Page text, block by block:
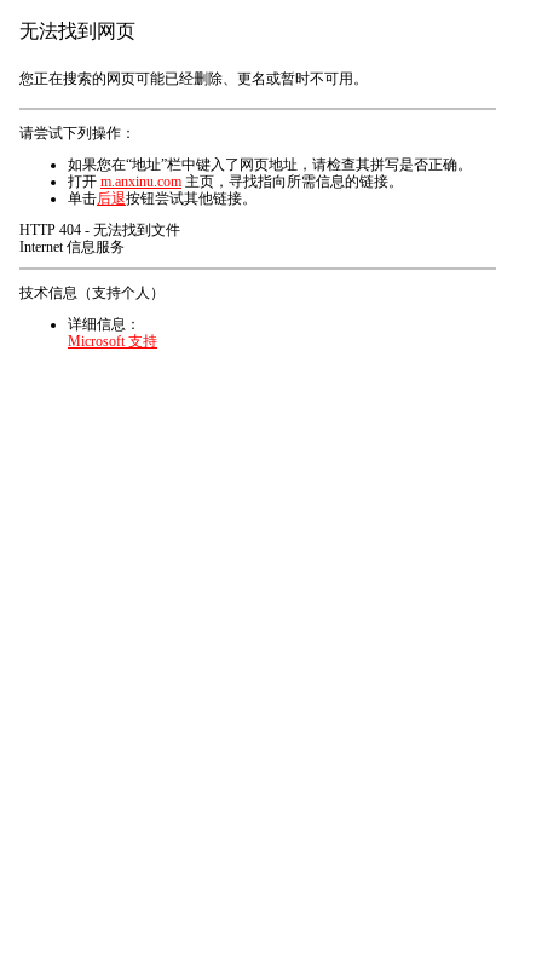
无法找到网页
您正在搜索的网页可能已经删除、更名或暂时不可用。
请尝试下列操作：
如果您在“地址”栏中键入了网页地址，请检查其拼写是否正确。
打开 m.anxinu.com 主页，寻找指向所需信息的链接。
单击后退按钮尝试其他链接。
HTTP 404 - 无法找到文件
Internet 信息服务
技术信息（支持个人）
详细信息：
Microsoft 支持